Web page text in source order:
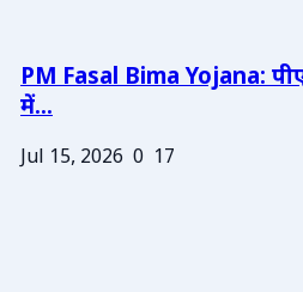
PM Fasal Bima Yojana:
में...
Jul 15, 2026 0 17